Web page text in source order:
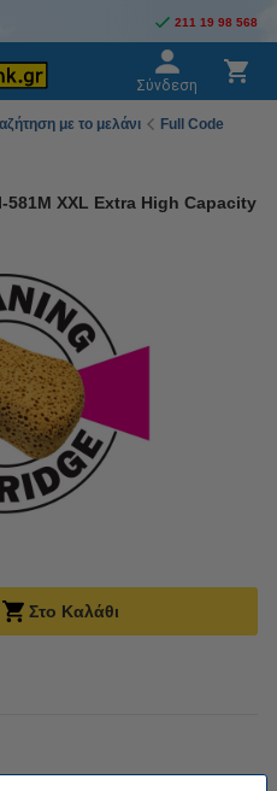
211 19 98 568
Σύνδεση
με το μελάνι
Full Code
XXL Extra High Capacity
Στο Καλάθι